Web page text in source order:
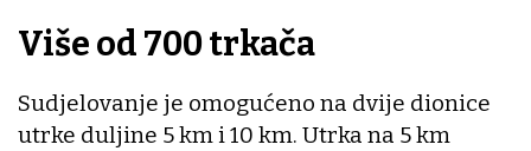
Više od 700 trkača
Sudjelovanje je omogućeno na dvije dionice
utrke duljine 5 km i 10 km. Utrka na 5 km